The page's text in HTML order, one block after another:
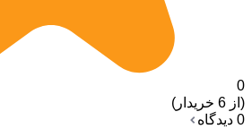
0
(از 6 خریدار)
0 دیدگاه